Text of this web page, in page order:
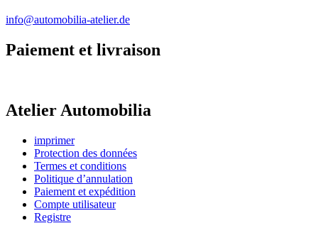
info@automobilia-atelier.de
Paiement et livraison
Atelier Automobilia
imprimer
Protection des données
Termes et conditions
Politique d’annulation
Paiement et expédition
Compte utilisateur
Registre